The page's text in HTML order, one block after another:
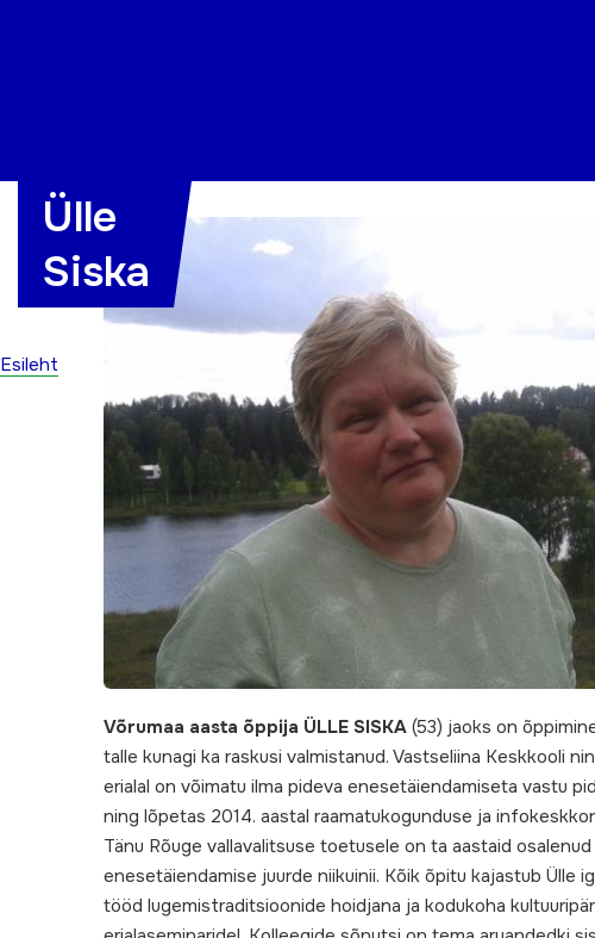
Esileht
Ülle
Siska
Võrumaa aasta õppija ÜLLE SISKA (53) jaoks on
talle kunagi ka raskusi valmistanud. Vastseliina Keskkooli
erialal on võimatu ilma pideva enesetäiendamiseta vastu
ning lõpetas 2014. aastal raamatukogunduse ja
Tänu Rõuge vallavalitsuse toetusele on ta aastaid
enesetäiendamise juurde niikuinii. Kõik õpitu kajastub
tööd lugemistraditsioonide hoidjana ja kodukoha